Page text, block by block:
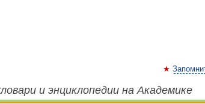
и энциклопедии на Академике